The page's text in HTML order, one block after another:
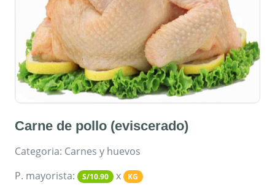
Carne de pollo (eviscerado)
Categoria: Carnes y huevos
P. mayorista:
S/10.90 x KG